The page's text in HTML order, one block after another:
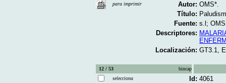
para imprimir
Autor: OMS*.
Título:
Fuente: s.l;
Descriptores:
Localización: GT3.1,
12 / 53
bincap
selecciona
Id: 4061